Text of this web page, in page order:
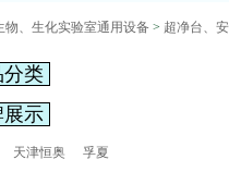
物、生化实验室通用设备 > 超净台、
分类
展示
天津恒奥 孚夏